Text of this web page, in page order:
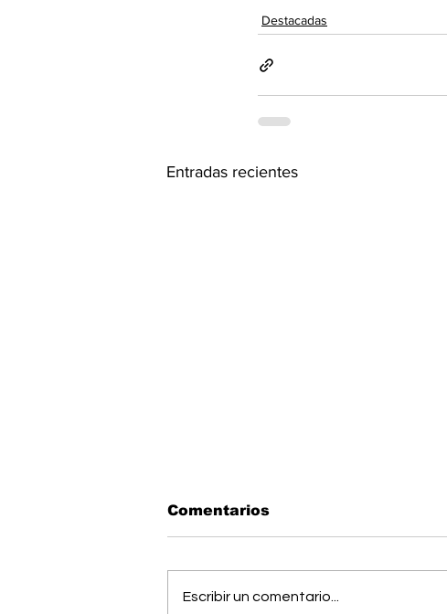
Destacadas
Entradas recientes
Comentarios
Escribir un comentario...